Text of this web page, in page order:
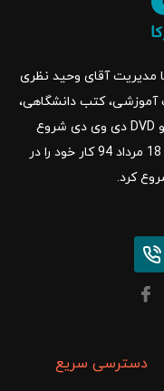
1383 کار خود را با مدیریت آقای وحید نظری
کتب دانشگاهی،
کتابهای زبان خارجه، انواع CD سی دی و DVD دی وی دی شروع
کرد.فروشگاه آنلاین کتاب مارکا در تاریخ 18 مرداد 94 کار خود را در
کرد.
دسترسی سریع